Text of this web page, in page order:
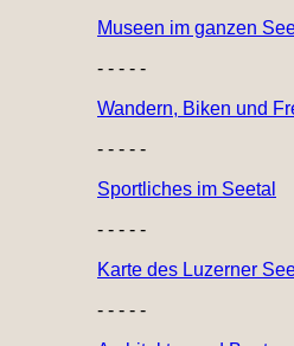
Museen im ganzen
- - - - -
Wandern, Biken und
- - - - -
Sportliches im Seetal
- - - - -
Karte des Luzerner
- - - - -